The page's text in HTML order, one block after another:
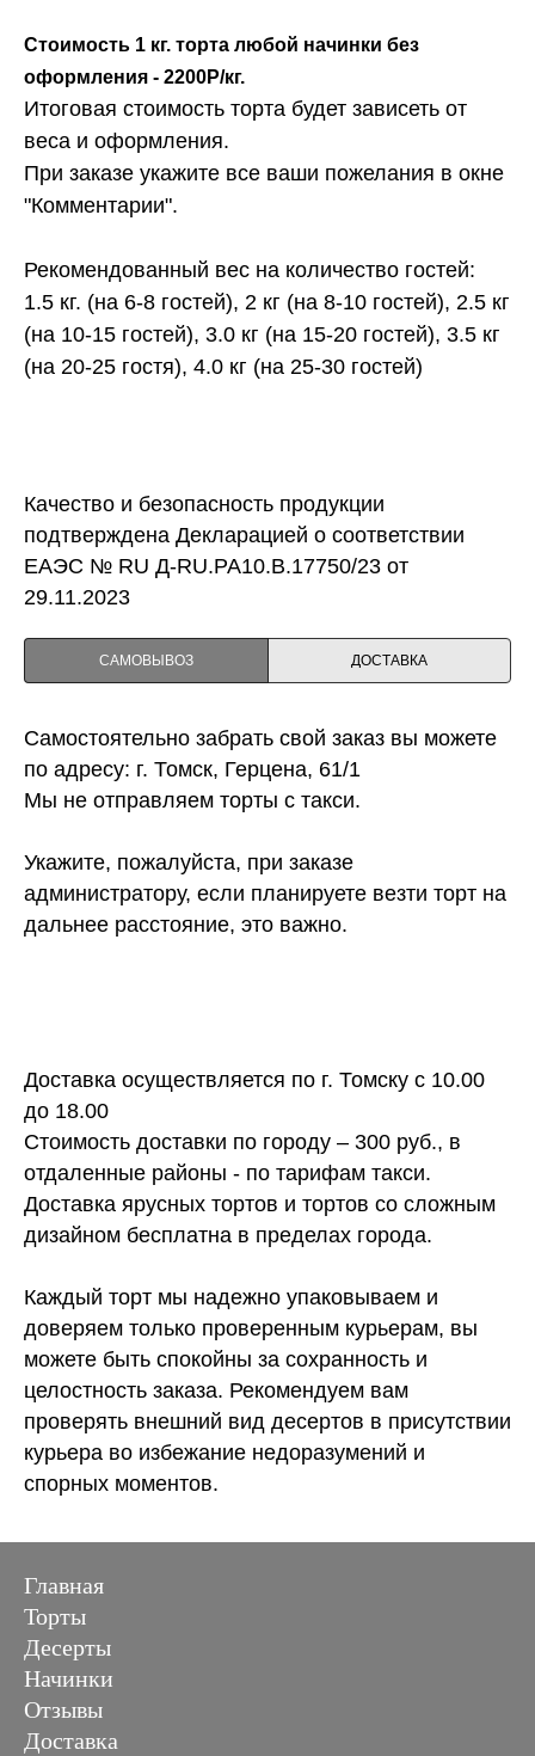
Стоимость 1 кг. торта любой начинки без
оформления - 2200Р/кг.
Итоговая стоимость торта будет зависеть от
веса и оформления.
При заказе укажите все ваши пожелания в окне
"Комментарии".
Рекомендованный вес на количество гостей:
1.5 кг. (на 6-8 гостей), 2 кг (на 8-10 гостей), 2.5 кг
(на 10-15 гостей), 3.0 кг (на 15-20 гостей), 3.5 кг
(на 20-25 гостя), 4.0 кг (на 25-30 гостей)
Качество и безопасность продукции
подтверждена Декларацией о соответствии
ЕАЭС № RU Д-RU.PA10.B.17750/23 от
29.11.2023
САМОВЫВОЗ ДОСТАВКА
Самостоятельно забрать свой заказ вы можете
по адресу: г. Томск, Герцена, 61/1
Мы не отправляем торты с такси.
Укажите, пожалуйста, при заказе
администратору, если планируете везти торт на
дальнее расстояние, это важно.
Доставка осуществляется по г. Томску с 10.00
до 18.00
Стоимость доставки по городу – 300 руб., в
отдаленные районы - по тарифам такси.
Доставка ярусных тортов и тортов со сложным
дизайном бесплатна в пределах города.
Каждый торт мы надежно упаковываем и
доверяем только проверенным курьерам, вы
можете быть спокойны за сохранность и
целостность заказа. Рекомендуем вам
проверять внешний вид десертов в присутствии
курьера во избежание недоразумений и
спорных моментов.
Главная
Торты
Десерты
Начинки
Отзывы
Доставка